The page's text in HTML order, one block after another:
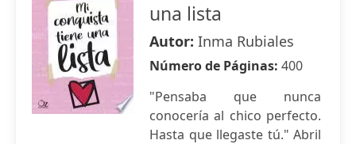
una lista
Autor: Inma Rubiales
Número de Páginas: 400
"Pensaba que nunca
conocería al chico perfecto.
Hasta que llegaste tú." Abril